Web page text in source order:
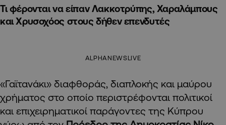
Τι φέρονται να είπαν Λακκοτρύπης, Χαραλάμπους
και Χρυσοχόος στους δήθεν επενδυτές
ALPHANEWSLIVE
«Γαϊτανάκι» διαφθοράς, διαπλοκής και μαύρου
χρήματος στο οποίο περιστρέφονται πολιτικοί
και επιχειρηματικοί παράγοντες της Κύπρου